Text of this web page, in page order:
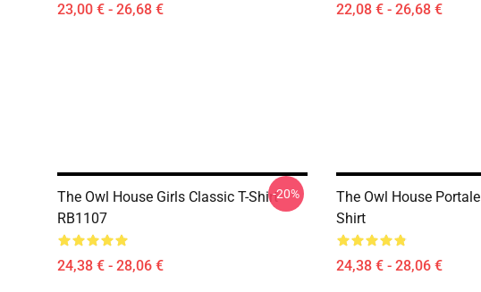
23,00 € - 26,68 € 22,08 € - 26,68 €
The Owl House Girls Classic T-Shirt
RB1107
24,38 € - 28,06 €
-20%
The Owl House
Shirt
24,38 € - 28,06 €